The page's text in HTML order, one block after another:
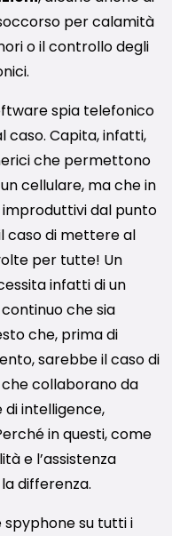
per calamità
o il controllo degli
spia telefonico
caso. Capita, infatti,
che permettono
cellulare, ma che in
dal punto
caso di mettere al
per tutte! Un
infatti di un
che sia
che, prima di
sarebbe il caso di
collaborano da
di intelligence,
in questi, come
e l’assistenza
differenza.
spyphone su tutti i